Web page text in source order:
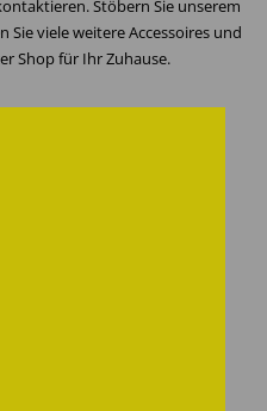
Stöbern Sie unserem
viele weitere Accessoires und
Shop für Ihr Zuhause.